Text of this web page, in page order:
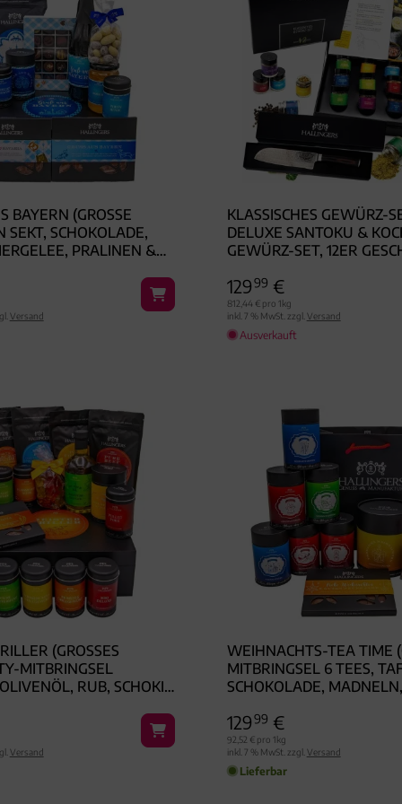
(GROSSE SE
SCHOKOLADE, KA
PRALINEN & VI
GOURMET
Versand
KLASSISCHES GEWÜRZ-
DELUXE SANTOKU &
GEWÜRZ-SET, 12ER
12999 €
812,44 € pro 1kg
inkl. 7 % MwSt. zzgl. Versand
Ausverkauft
(GROSSES G
MITBRINGSEL G
RUB, SCHOKI, E
GOURMET
Versand
WEIHNACHTS-TEA TIME
ITBRINGSEL 6 TEES,
CHOKOLADE, MADNELN, P
ET, GOURMET-AUSWAHL
12999 €
92,52 € pro 1kg
inkl. 7 % MwSt. zzgl. Versand
Lieferbar